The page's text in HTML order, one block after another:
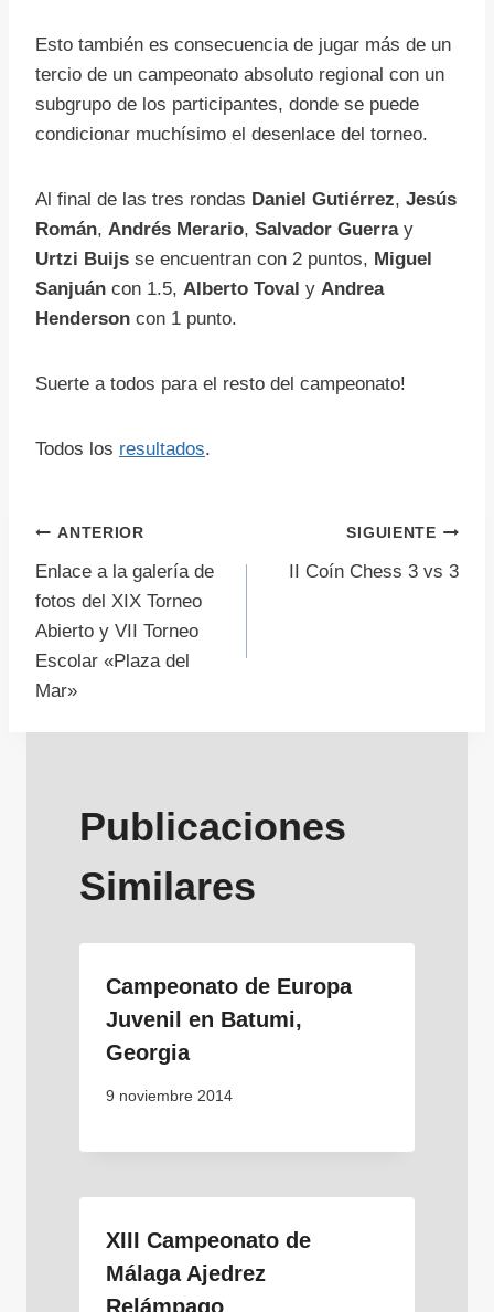
Esto también es consecuencia de jugar más de un
tercio de un campeonato absoluto regional con un
subgrupo de los participantes, donde se puede
condicionar muchísimo el desenlace del torneo.
Al final de las tres rondas Daniel Gutiérrez, Jesús
Román, Andrés Merario, Salvador Guerray
Urtzi Buijs se encuentran con 2 puntos, Miguel
Sanjuán con 1.5, Alberto Toval y Andrea
Henderson con 1 punto.
Suerte a todos para el resto del campeonato!
Todos los resultados.
Navegación
de
entradas
ANTERIOR
Enlace a la galería de
fotos del XIX Torneo
Abierto y VII Torneo
Escolar «Plaza del
Mar»
SIGUIENTE
II Coín Chess 3 vs 3
Publicaciones
Similares
Campeonato de Europa
Juvenil en Batumi,
Georgia
9 noviembre 2014
XIII Campeonato de
Málaga Ajedrez
Relámpago